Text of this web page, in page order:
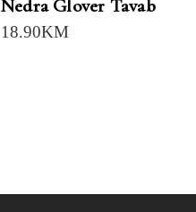
Nedra Glover Tavab
18.90KM